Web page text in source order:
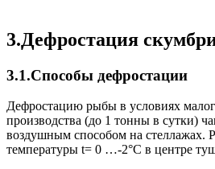
3.Дефростация
3.1.Способы дефростации
Дефростацию рыбы в условиях
производства (до 1 тонны в сутки)
воздушным способом на стеллажах.
температуры t= 0 …-2°С в центре